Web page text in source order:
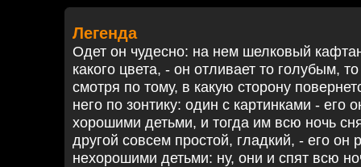
Легенда
Одет он чудесно: на нем шелковый
какого цвета, - он отливает то голубым,
смотря по тому, в какую сторону
него по зонтику: один с картинками - его
хорошими детьми, и тогда им всю ночь
другой совсем простой, гладкий, - его он
нехорошими детьми: ну, они и спят всю